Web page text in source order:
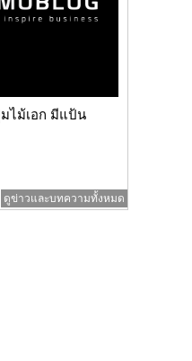
มไม้เอก มีแป้น
ดูข่าวและบทความทั้งหมด